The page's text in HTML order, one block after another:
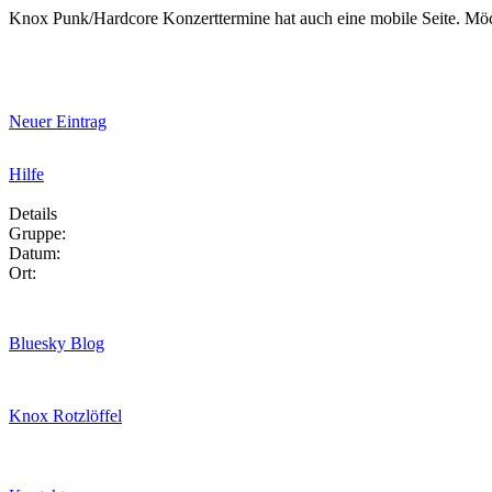
Knox Punk/Hardcore Konzerttermine hat auch eine mobile Seite.
Neuer Eintrag
Hilfe
Details
Gruppe:
Datum:
Ort:
Bluesky Blog
Knox Rotzlöffel